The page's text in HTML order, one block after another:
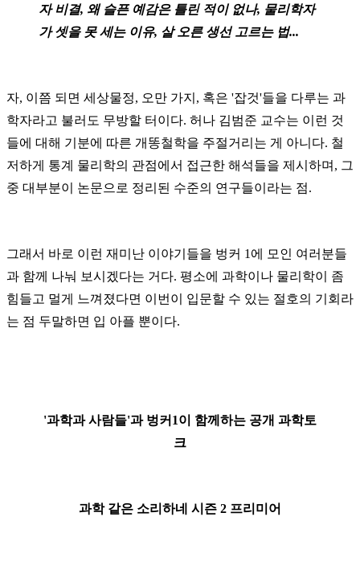
자 비결, 왜 슬픈 예감은 틀린 적이 없나, 물리학자
가 셋을 못 세는 이유, 살 오른 생선 고르는 법...
자, 이쯤 되면 세상물정, 오만 가지, 혹은 '잡것'들을 다루는 과
학자라고 불러도 무방할 터이다. 허나 김범준 교수는 이런 것
들에 대해 기분에 따른 개똥철학을 주절거리는 게 아니다. 철
저하게 통계 물리학의 관점에서 접근한 해석들을 제시하며, 그
중 대부분이 논문으로 정리된 수준의 연구들이라는 점.
그래서 바로 이런 재미난 이야기들을 벙커 1에 모인 여러분들
과 함께 나눠 보시겠다는 거다. 평소에 과학이나 물리학이 좀
힘들고 멀게 느껴졌다면 이번이 입문할 수 있는 절호의 기회라
는 점 두말하면 입 아플 뿐이다.
'과학과 사람들'과 벙커1이 함께하는 공개 과학토
크
과학 같은 소리하네 시즌 2 프리미어